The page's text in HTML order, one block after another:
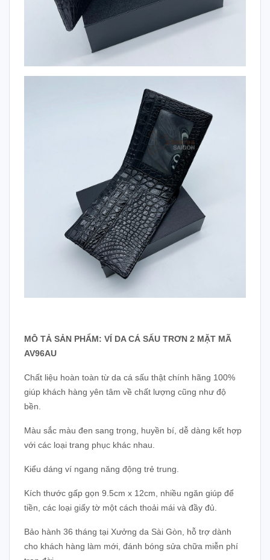
MÔ TẢ SẢN PHẨM: VÍ DA CÁ SẤU TRƠN 2 MẶT MÃ
AV96AU
Chất liệu hoàn toàn từ da cá sấu thật chính hãng 100%
giúp khách hàng yên tâm về chất lượng cũng như độ
bền.
Màu sắc màu đen sang trọng, huyền bí, dễ dàng kết hợp
với các loại trang phục khác nhau.
Kiểu dáng ví ngang năng động trẻ trung.
Kích thước gấp gọn 9.5cm x 12cm, nhiều ngăn giúp để
tiền, các loại giấy tờ một cách thoải mái và đầy đủ.
Bảo hành 36 tháng tại Xưởng da Sài Gòn, hỗ trợ dành
cho khách hàng làm mới, đánh bóng sửa chữa miễn phí